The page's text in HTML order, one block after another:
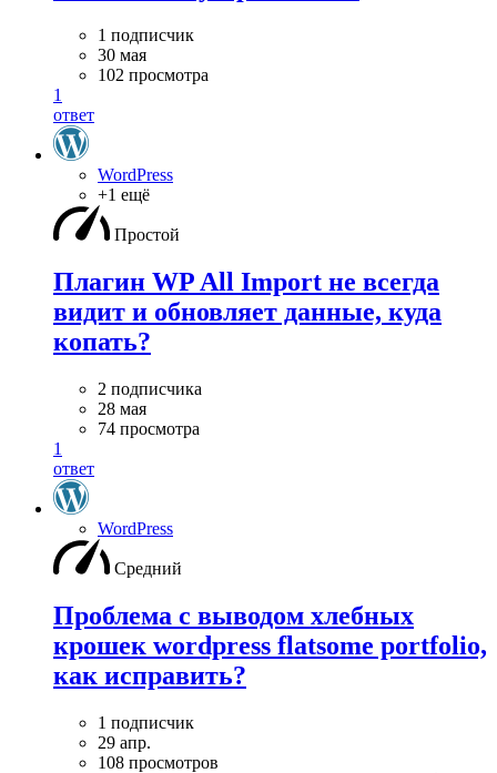
1 подписчик
30 мая
102 просмотра
1
ответ
WordPress
+1 ещё
Простой
Плагин WP All Import не всегда
видит и обновляет данные, куда
копать?
2 подписчика
28 мая
74 просмотра
1
ответ
WordPress
Средний
Проблема с выводом хлебных
крошек wordpress flatsome portfolio,
как исправить?
1 подписчик
29 апр.
108 просмотров